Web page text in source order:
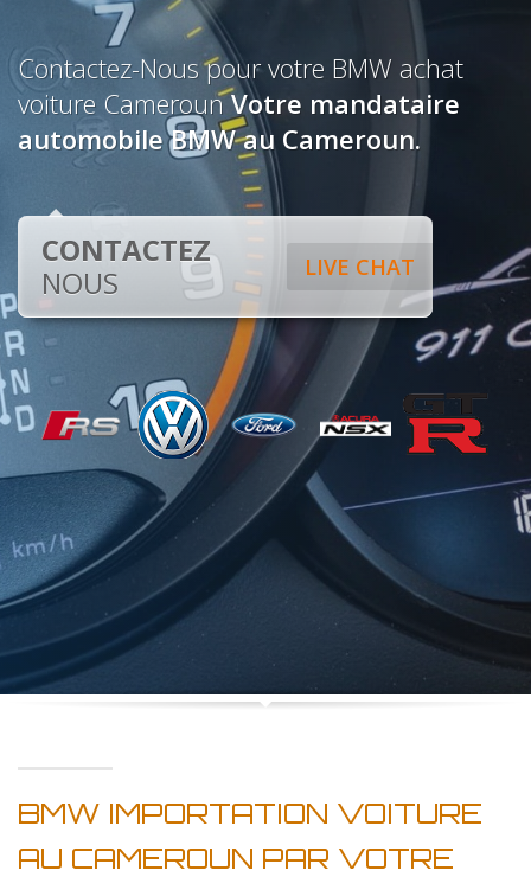
Contactez-Nous pour votre BMW achat
voiture CamerounVotre mandataire
automobile BMW au Cameroun.
LIVE CHAT
CONTACTEZ
NOUS
BMW IMPORTATION VOITURE
AU CAMEROUN PAR VOTRE